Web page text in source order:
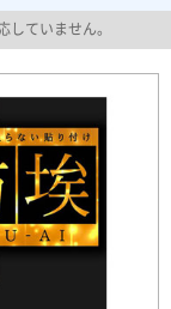
していません。